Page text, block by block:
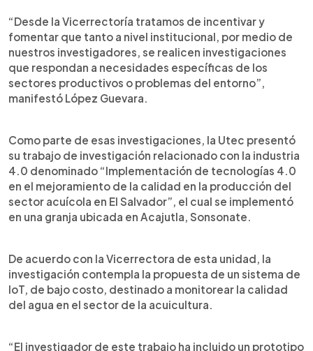
“Desde la Vicerrectoría tratamos de incentivar y
fomentar que tanto a nivel institucional, por medio de
nuestros investigadores, se realicen investigaciones
que respondan a necesidades específicas de los
sectores productivos o problemas del entorno”,
manifestó López Guevara.
Como parte de esas investigaciones, la Utec presentó
su trabajo de investigación relacionado con la industria
4.0 denominado “Implementación de tecnologías 4.0
en el mejoramiento de la calidad en la producción del
sector acuícola en El Salvador”, el cual se implementó
en una granja ubicada en Acajutla, Sonsonate.
De acuerdo con la Vicerrectora de esta unidad, la
investigación contempla la propuesta de un sistema de
IoT, de bajo costo, destinado a monitorear la calidad
del agua en el sector de la acuicultura.
“El investigador de este trabajo ha incluido un prototipo